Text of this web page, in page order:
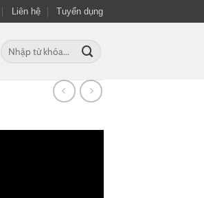
Liên hệ Tuyển dụng
Tìm
kiếm: